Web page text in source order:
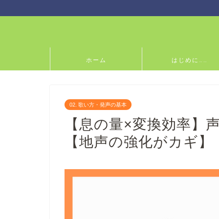
ホーム はじめに……
02. 歌い方・発声の基本
【息の量×変換効率】
【地声の強化がカギ】